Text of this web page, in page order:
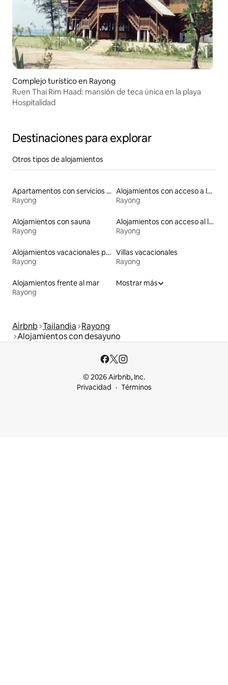
Complejo turístico en Rayong
Ruen Thai Rim Haad: mansión de teca única en la playa
Hospitalidad
Destinaciones para explorar
Otros tipos de alojamientos
Apartamentos con servicios incluidos vacacionales
Rayong
Alojamientos con acceso a la playa
Rayong
Alojamientos con sauna
Rayong
Alojamientos con acceso al lago
Rayong
Alojamientos vacacionales para familias
Rayong
Villas vacacionales
Rayong
Alojamientos frente al mar
Rayong
Mostrar más
Airbnb Tailandia Rayong
Alojamientos con desayuno
© 2026 Airbnb, Inc.
Privacidad
Términos